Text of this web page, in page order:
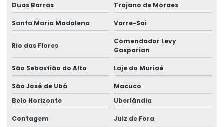
Duas Barras Trajano de Moraes
Santa Maria Madalena Varre-Sai
Rio das Flores
Comendador Levy
Gasparian
São Sebastião do Alto Laje do Muriaé
São José de Ubá
Macuco
Belo Horizonte
Uberlândia
Contagem Juiz de Fora